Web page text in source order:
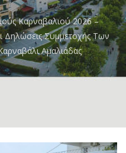
Καρναβαλιού 2026 –
Δηλώσεις Συμμετοχής Των
Αμαλιάδας